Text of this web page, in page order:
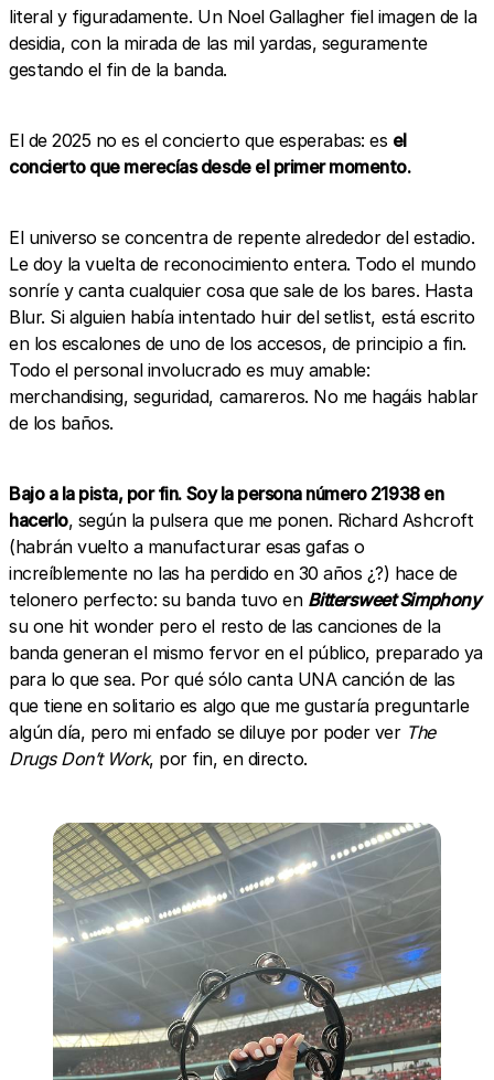
literal y figuradamente. Un Noel Gallagher fiel imagen de la
desidia, con la mirada de las mil yardas, seguramente
gestando el fin de la banda.
El de 2025 no es el concierto que esperabas: es el
concierto que merecías desde el primer momento.
El universo se concentra de repente alrededor del estadio.
Le doy la vuelta de reconocimiento entera. Todo el mundo
sonríe y canta cualquier cosa que sale de los bares. Hasta
Blur. Si alguien había intentado huir del setlist, está escrito
en los escalones de uno de los accesos, de principio a fin.
Todo el personal involucrado es muy amable:
merchandising, seguridad, camareros. No me hagáis hablar
de los baños.
Bajo a la pista, por fin. Soy la persona número 21938 en
hacerlo, según la pulsera que me ponen. Richard Ashcroft
(habrán vuelto a manufacturar esas gafas o
increíblemente no las ha perdido en 30 años ¿?) hace de
telonero perfecto: su banda tuvo en Bittersweet Simphony
su one hit wonder pero el resto de las canciones de la
banda generan el mismo fervor en el público, preparado ya
para lo que sea. Por qué sólo canta UNA canción de las
que tiene en solitario es algo que me gustaría preguntarle
algún día, pero mi enfado se diluye por poder verThe
Drugs Don’t Work, por fin, en directo.